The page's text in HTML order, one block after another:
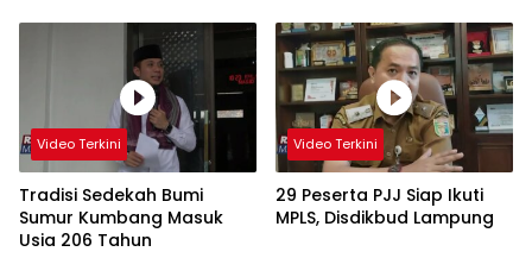
Video Terkini
Tradisi Sedekah Bumi
Sumur Kumbang Masuk
Usia 206 Tahun
Video Terkini
29 Peserta PJJ Siap Ikuti
MPLS, Disdikbud Lampung